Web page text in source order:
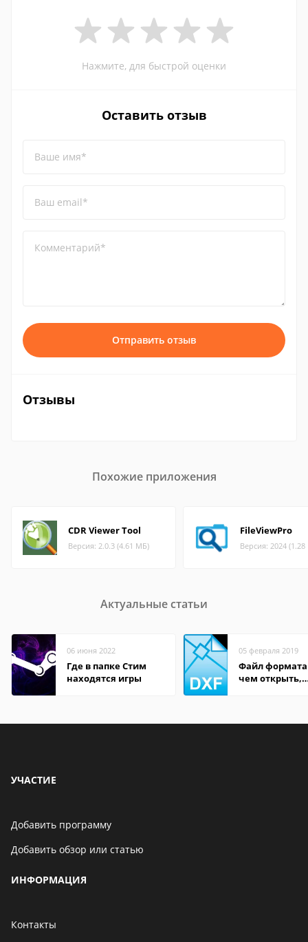
Нажмите, для быстрой оценки
Оставить отзыв
Ваше имя*
Ваш email*
Комментарий*
Отправить отзыв
Отзывы
Похожие приложения
CDR Viewer Tool
Версия: 2.0.3 (4.61 МБ)
FileViewPro
Версия: 2024
Актуальные статьи
06 июня 2022
Где в папке Стим
находятся игры
05 февраля 2019
Файл формата
чем открыть,
УЧАСТИЕ
Добавить программу
Добавить обзор или статью
ИНФОРМАЦИЯ
Контакты